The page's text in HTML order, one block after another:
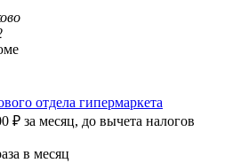
отдела гипермаркета
₽ за месяц, до вычета налогов
в месяц